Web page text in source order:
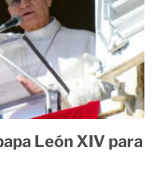
León XIV para